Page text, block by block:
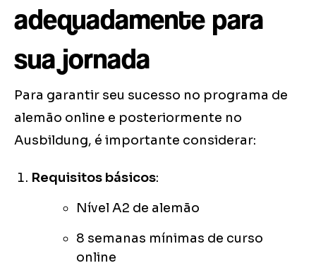
adequadamente para
sua jornada
Para garantir seu sucesso no programa de
alemão online e posteriormente no
Ausbildung, é importante considerar:
Requisitos básicos:
Nível A2 de alemão
8 semanas mínimas de curso
online